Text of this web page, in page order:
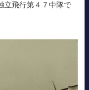
立飛行第４７中隊で